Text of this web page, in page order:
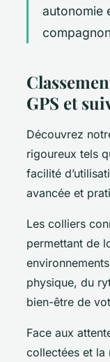
autonomie
GPS et
Découvrez
rigoureux tels
facilité
avancée et
Les colliers
permettant de
physique, du
bien-être de
Face aux
collectées et la